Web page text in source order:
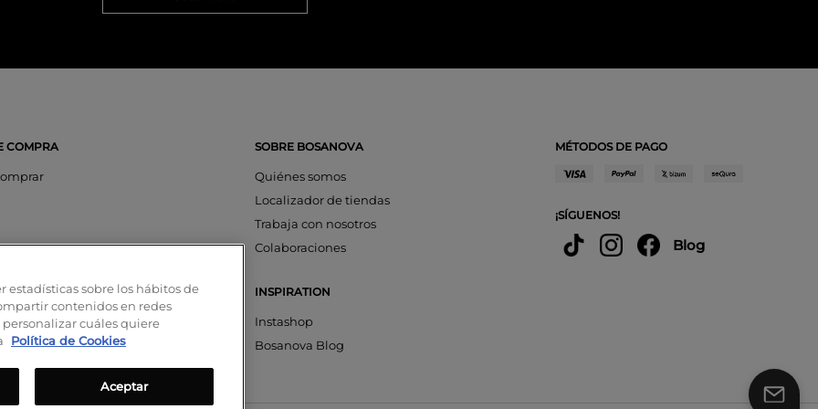
COMPRA
SeQura
SOBRE BOSANOVA
Quiénes somos
Localizador de tiendas
Trabaja con nosotros
Colaboraciones
INSPIRATION
Instashop
Bosanova Blog
MÉTODOS DE PAGO
¡SÍGUENOS!
Blog
estadísticas sobre los hábitos de
contenidos en redes
personalizar cuáles quiere
Política de Cookies
Aceptar